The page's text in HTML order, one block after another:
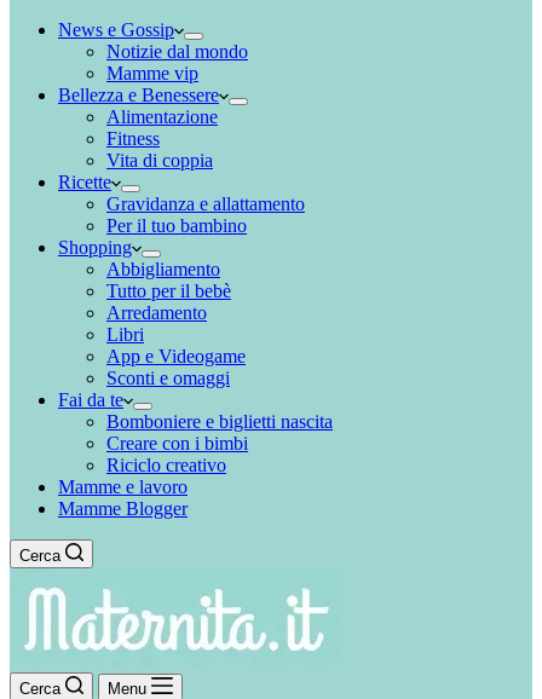
News e Gossip
Notizie dal mondo
Mamme vip
Bellezza e Benessere
Alimentazione
Fitness
Vita di coppia
Ricette
Gravidanza e allattamento
Per il tuo bambino
Shopping
Abbigliamento
Tutto per il bebè
Arredamento
Libri
App e Videogame
Sconti e omaggi
Fai da te
Bomboniere e biglietti nascita
Creare con i bimbi
Riciclo creativo
Mamme e lavoro
Mamme Blogger
Cerca
Cerca Menu